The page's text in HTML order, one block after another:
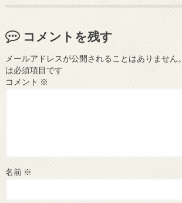
コメントを残す
メールアドレスが公開されることはありません。
は必須項目です
コメント ※
名前 ※